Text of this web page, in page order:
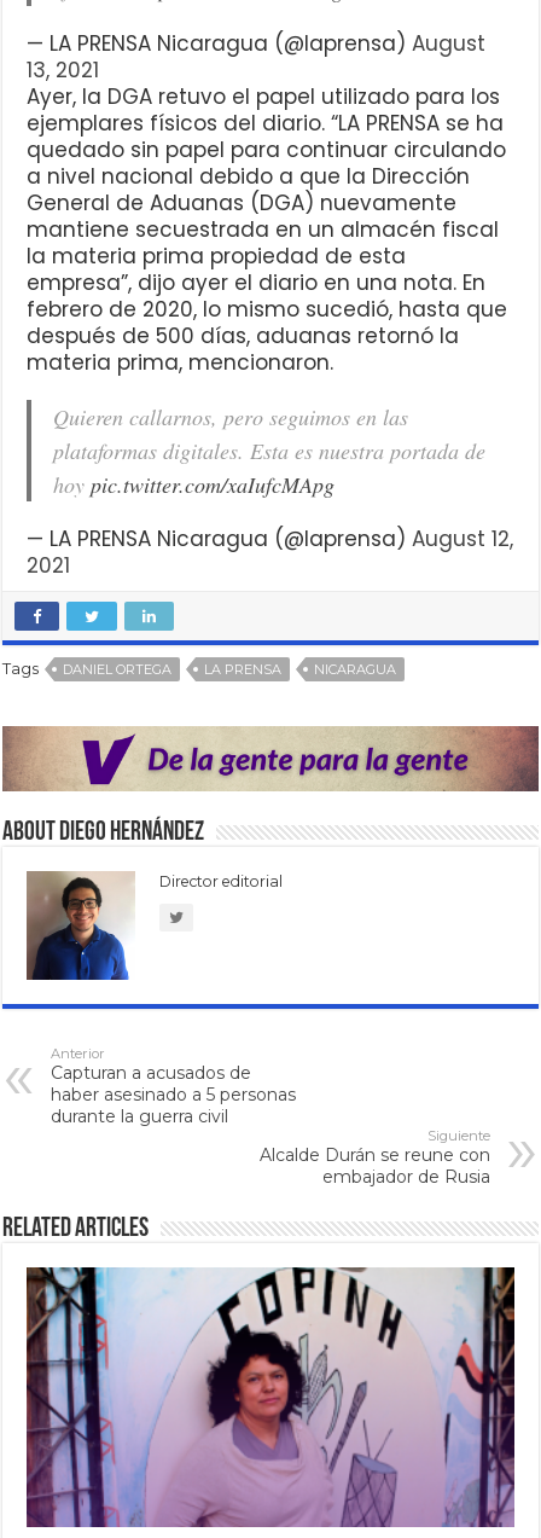
— LA PRENSA Nicaragua (@laprensa)August
13, 2021
Ayer, la DGA retuvo el papel utilizado para los
ejemplares físicos del diario. “LA PRENSA se ha
quedado sin papel para continuar circulando
a nivel nacional debido a que la Dirección
General de Aduanas (DGA) nuevamente
mantiene secuestrada en un almacén fiscal
la materia prima propiedad de esta
empresa”, dijo ayer el diario en una nota. En
febrero de 2020, lo mismo sucedió, hasta que
después de 500 días, aduanas retornó la
materia prima, mencionaron.
Quieren callarnos, pero seguimos en las
plataformas digitales. Esta es nuestra portada de
hoypic.twitter.com/xaIufcMApg
— LA PRENSA Nicaragua (@laprensa)August 12,
2021
Tags DANIEL ORTEGA LA PRENSA NICARAGUA
About Diego Hernández
Director editorial
Anterior
Capturan a acusados de
haber asesinado a 5 personas
durante la guerra civil
Siguiente
Alcalde Durán se reune con
embajador de Rusia
Related Articles